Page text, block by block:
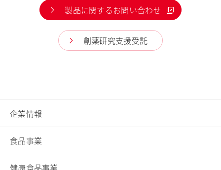
製品に関するお問い合わせ
創薬研究支援受託
企業情報
食品事業
健康食品事業